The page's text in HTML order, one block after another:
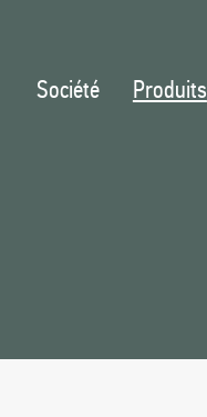
Société Produits